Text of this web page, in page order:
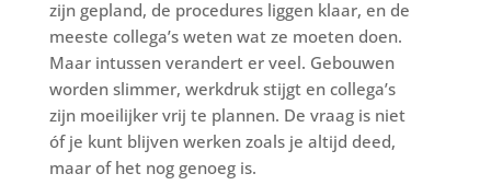
zijn gepland, de procedures liggen klaar, en de
meeste collega’s weten wat ze moeten doen.
Maar intussen verandert er veel. Gebouwen
worden slimmer, werkdruk stijgt en collega’s
zijn moeilijker vrij te plannen. De vraag is niet
óf je kunt blijven werken zoals je altijd deed,
maar of het nog genoeg is.